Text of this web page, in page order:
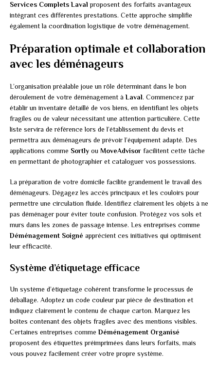
Services Complets Laval proposent des forfaits avantageux
intégrant ces différentes prestations. Cette approche simplifie
également la coordination logistique de votre déménagement.
Préparation optimale et collaboration
avec les déménageurs
L’organisation préalable joue un rôle déterminant dans le bon
déroulement de votre déménagement àLaval. Commencez par
établir un inventaire détaillé de vos biens, en identifiant les objets
fragiles ou de valeur nécessitant une attention particulière. Cette
liste servira de référence lors de l’établissement du devis et
permettra aux déménageurs de prévoir l’équipement adapté. Des
applications comme Sortly ou MoveAdvisor facilitent cette tâche
en permettant de photographier et cataloguer vos possessions.
La préparation de votre domicile facilite grandement le travail des
déménageurs. Dégagez les accès principaux et les couloirs pour
permettre une circulation fluide. Identifiez clairement les objets à ne
pas déménager pour éviter toute confusion. Protégez vos sols et
murs dans les zones de passage intense. Les entreprises comme
Déménagement Soigné apprécient ces initiatives qui optimisent
leur efficacité.
Système d’étiquetage efficace
Un système d’étiquetage cohérent transforme le processus de
déballage. Adoptez un code couleur par pièce de destination et
indiquez clairement le contenu de chaque carton. Marquez les
boîtes contenant des objets fragiles avec des mentions visibles.
Certaines entreprises comme Déménagement Organisé
proposent des étiquettes préimprimées dans leurs forfaits, mais
vous pouvez facilement créer votre propre système.